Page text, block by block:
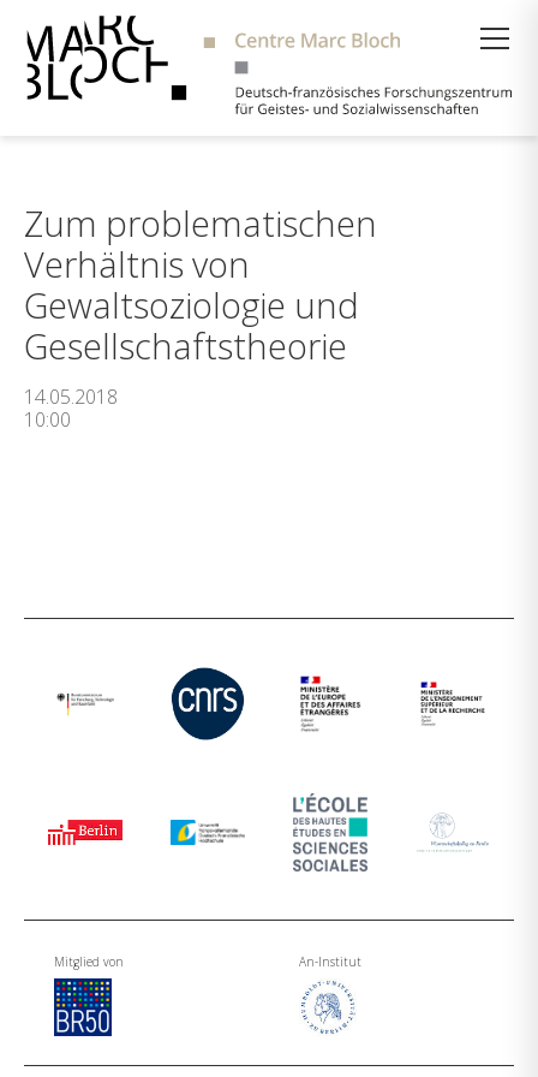
Zum problematischen
Verhältnis von
Gewaltsoziologie und
Gesellschaftstheorie
14.05.2018
10:00
Mitglied von An-Institut